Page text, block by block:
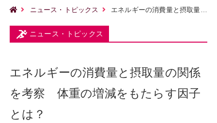
ニュース・トピックス エネルギーの消費量と摂取量の関係を考察 体重の増減をもたらす因子とは？
ニュース・トピックス
エネルギーの消費量と摂取量の関係
を考察 体重の増減をもたらす因子
とは？